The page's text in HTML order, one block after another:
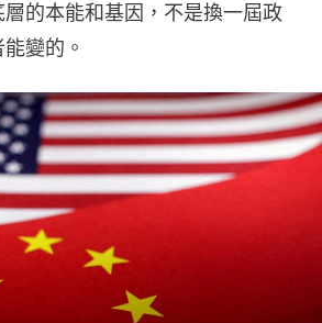
的本能和基因，不是換一屆政
變的。